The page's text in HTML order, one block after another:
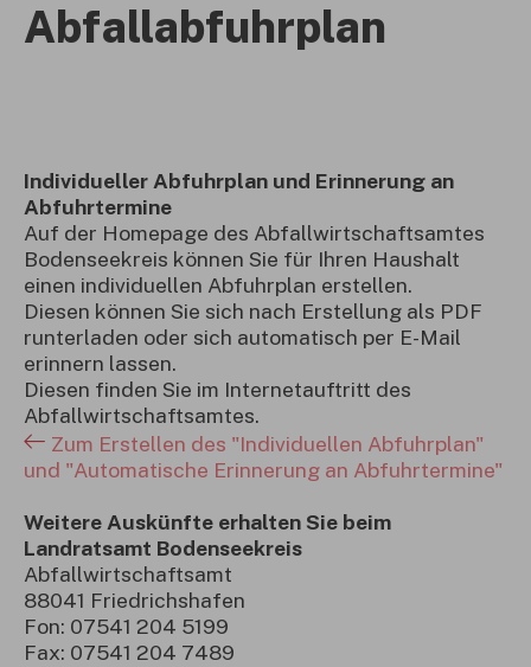
Abfallabfuhrplan
Individueller Abfuhrplan und Erinnerung an
Abfuhrtermine
Auf der Homepage des Abfallwirtschaftsamtes
Bodenseekreis können Sie für Ihren Haushalt
einen individuellen Abfuhrplan erstellen.
Diesen können Sie sich nach Erstellung als PDF
runterladen oder sich automatisch per E-Mail
erinnern lassen.
Diesen finden Sie im Internetauftritt des
Abfallwirtschaftsamtes.
Zum Erstellen des "Individuellen Abfuhrplan"
und "Automatische Erinnerung an Abfuhrtermine"
Weitere Auskünfte erhalten Sie beim
Landratsamt Bodenseekreis
Abfallwirtschaftsamt
88041 Friedrichshafen
Fon: 07541 204 5199
Fax: 07541 204 7489